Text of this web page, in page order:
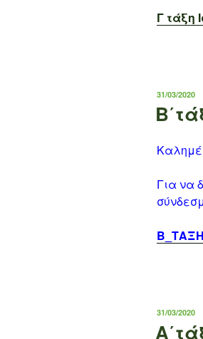
Γ τάξη
31/03/2020
Για να
31/03/2020